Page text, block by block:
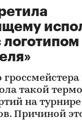
логотипом
такой
на турнире
Причиной